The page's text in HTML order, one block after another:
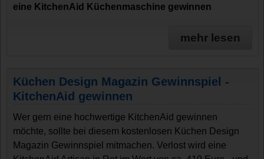
eine KitchenAid Küchenmaschine gewinnen
mehr lesen
Küchen Design Magazin Gewinnspiel -
KitchenAid gewinnen
Wer gern eine hochwertige KitchenAid gewinnen
möchte, sollte bei diesem kostenlosen Küchen Design
Magazin Gewinnspiel mitmachen. Verlost wird eine